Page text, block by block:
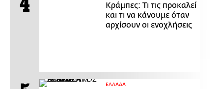
Κράμπες: Τι τις προκαλεί
και τι να κάνουμε όταν
αρχίσουν οι ενοχλήσεις
ΕΛΛΑΔΑ